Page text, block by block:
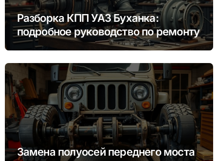
Разборка КПП УАЗ Буханка:
подробное руководство по ремонту
Замена полуосей переднего моста